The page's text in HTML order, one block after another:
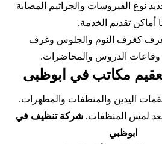
نوع الفيروسات والجراثيم المصابة
أماكن تقديم الخدمة.
كغرف النوم والجلوس وغرف
وقاعات الدروس والمحاضرات.
مكاتب في ابوظبى
اليدين والمنظفات والمطهرات.
لمس المنظفات.شركة تنظيف في
ابوظبي